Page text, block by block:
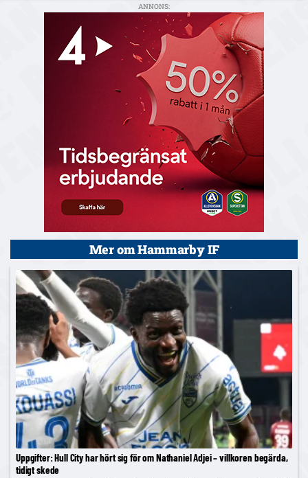
ANNONS:
Mer om Hammarby IF
Uppgifter: Hull City har hört sig för om Nathaniel Adjei – villkoren begärda,
tidigt skede